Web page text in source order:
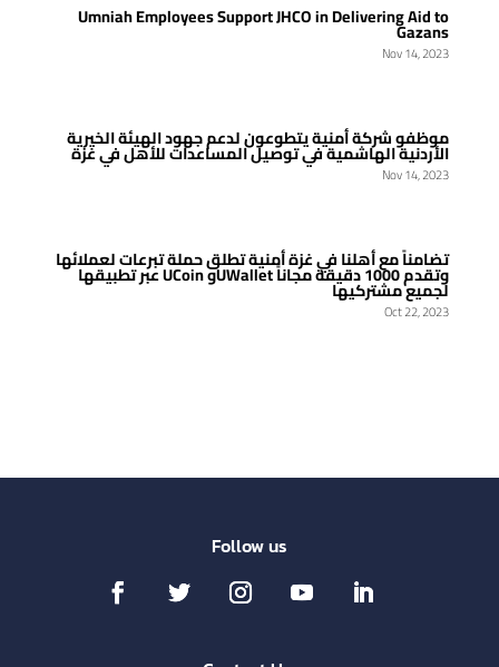
Umniah Employees Support JHCO in Delivering Aid to
Gazans
Nov 14, 2023
موظفو شركة أمنية يتطوعون لدعم جهود الهيئة الخيرية
الأردنية الهاشمية في توصيل المساعدات للأهل في غزة
Nov 14, 2023
تضامناً مع أهلنا في غزة أمنية تطلق حملة تبرعات لعملائها
عبر تطبيقها UCoin وUWallet وتقدم 1000 دقيقة مجاناً
لجميع مشتركيها
Oct 22, 2023
Follow us